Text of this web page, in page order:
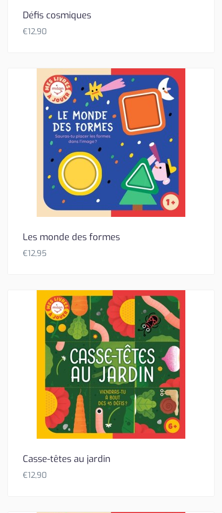
Défis cosmiques
€12,90
Les monde des formes
€12,95
Casse-têtes au jardin
€12,90